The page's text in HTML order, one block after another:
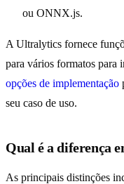
ou ONNX.js.
A Ultralytics fornece
para vários formatos para
opções de implementação
seu caso de uso.
Qual é a diferença
As principais distinções